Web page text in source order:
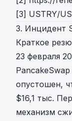
[3] USTRY/
3. Инцидент
Краткое
23 февраля
опустошен,
$16,1 тыс.
механизм